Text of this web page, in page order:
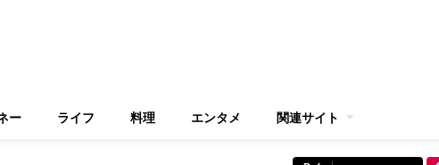
ー ライフ 料理 エンタメ 関連サイト